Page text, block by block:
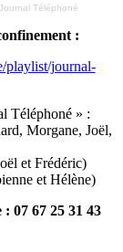
Téléphoné
:
playlist/journal-
Téléphoné » :
Morgane, Joël,
et Frédéric)
et Hélène)
07 67 25 31 43